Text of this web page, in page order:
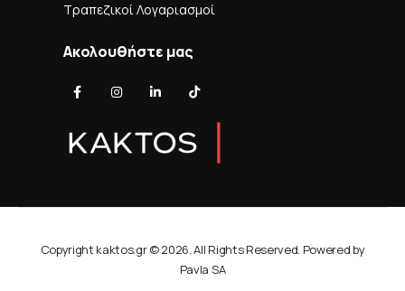
Τραπεζικοί Λογαριασμοί
Ακολουθήστε μας
Copyright kaktos.gr © 2026. All Rights Reserved. Powered by
Pavla SA